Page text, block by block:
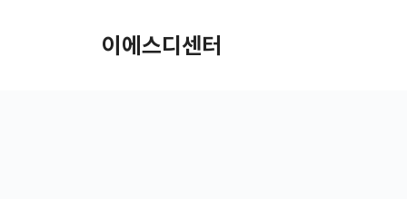
이에스디센터